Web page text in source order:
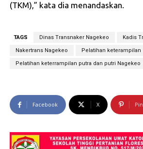
(TKM),” kata dia menandaskan.
TAGS Dinas Transnaker Nagekeo Kadis
Nakertrans Nagekeo Pelatihan keterampilan
Pelatihan keterrampilan putra dan putri Nagekeo
Facebook X